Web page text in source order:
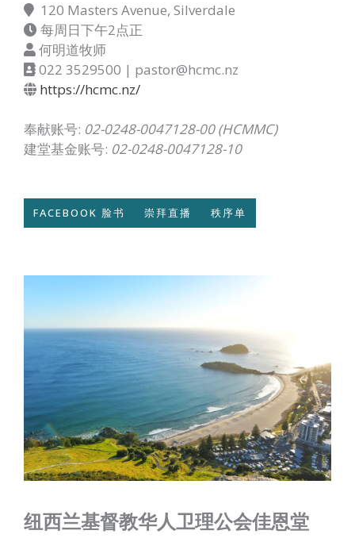
120 Masters Avenue, Silverdale
每周日下午2点正
何明道牧师
022 3529500 | pastor@hcmc.nz
https://hcmc.nz/
奉献账号: 02-0248-0047128-00 (HCMMC)
建堂基金账号: 02-0248-0047128-10
FACEBOOK 脸书 崇拜直播 秩序单
纽西兰基督教华人卫理公会佳恩堂